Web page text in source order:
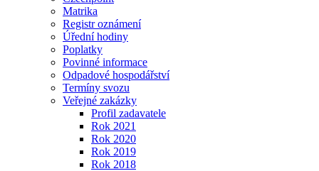
Matrika
Registr oznámení
Úřední hodiny
Poplatky
Povinné informace
Odpadové hospodářství
Termíny svozu
Veřejné zakázky
Profil zadavatele
Rok 2021
Rok 2020
Rok 2019
Rok 2018